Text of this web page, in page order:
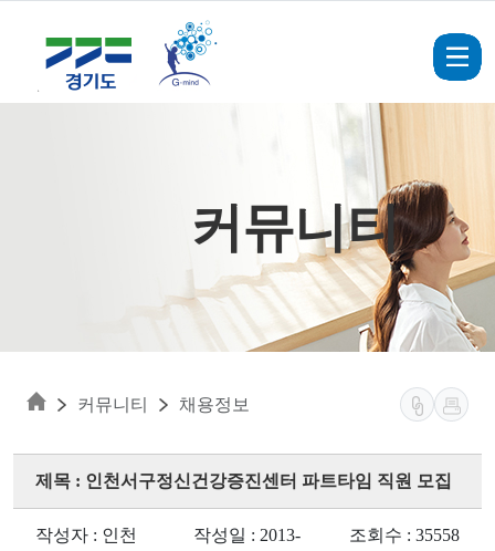
커뮤니티
커뮤니티 채용정보
제목 : 인천서구정신건강증진센터 파트타임 직원 모집
작성자 : 인천
작성일 : 2013-
조회수 : 35558